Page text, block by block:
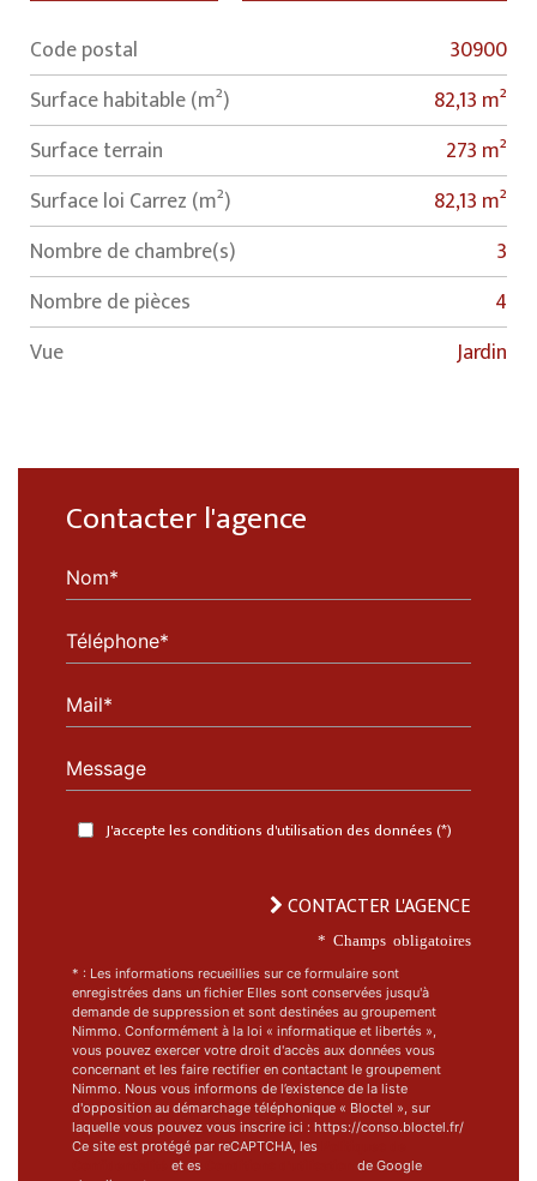
Label Value
Code postal
30900
Surface habitable (m²)
82,13 m²
surface terrain
273 m²
Surface loi Carrez (m²)
82,13 m²
Nombre de chambre(s)
3
Nombre de pièces
4
Vue
Jardin
Contacter l'agence
Nom*
Téléphone*
Mail*
Message
J'accepte les conditions d'utilisation des données (*)
CONTACTER L'AGENCE
* Champs obligatoires
* : Les informations recueillies sur ce formulaire sont
enregistrées dans un fichier Elles sont conservées jusqu'à
demande de suppression et sont destinées au groupement
Nimmo. Conformément à la loi « informatique et libertés »,
vous pouvez exercer votre droit d'accès aux données vous
concernant et les faire rectifier en contactant le groupement
Nimmo. Nous vous informons de l’existence de la liste
d'opposition au démarchage téléphonique « Bloctel », sur
laquelle vous pouvez vous inscrire ici : https://conso.bloctel.fr/
Ce site est protégé par reCAPTCHA, les
et es
de Google